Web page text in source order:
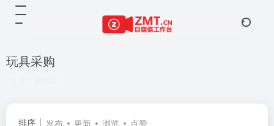
玩具采购
排序 发布 更新 浏览 点赞